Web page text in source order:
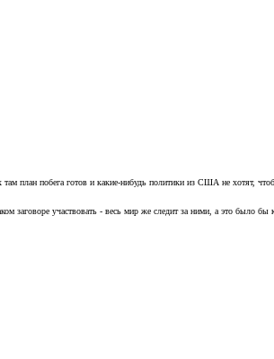
план побега готов и какие-нибудь политики из США не хотят,
заговоре участвовать - весь мир же следит за ними, а это было